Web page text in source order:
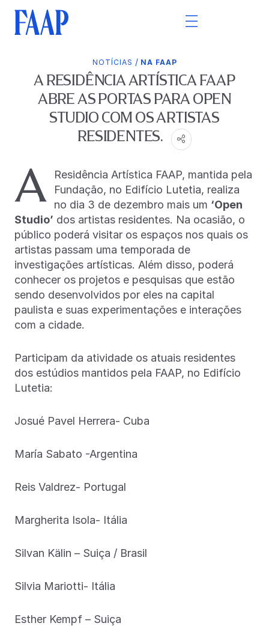
NOTÍCIAS / NA FAAP
A RESIDÊNCIA ARTÍSTICA FAAP
ABRE AS PORTAS PARA OPEN
STUDIO COM OS ARTISTAS
RESIDENTES.
A
Residência Artística FAAP, mantida pela
Fundação, no Edifício Lutetia, realiza
no dia 3 de dezembro mais um ‘Open
Studio’ dos artistas residentes. Na ocasião, o
público poderá visitar os espaços nos quais os
artistas passam uma temporada de
investigações artísticas. Além disso, poderá
conhecer os projetos e pesquisas que estão
sendo desenvolvidos por eles na capital
paulista e suas experimentações e interações
com a cidade.
Participam da atividade os atuais residentes
dos estúdios mantidos pela FAAP, no Edifício
Lutetia:
Josué Pavel Herrera- Cuba
María Sabato -Argentina
Reis Valdrez- Portugal
Margherita Isola- Itália
Silvan Kälin – Suiça / Brasil
Silvia Mariotti- Itália
Esther Kempf – Suiça